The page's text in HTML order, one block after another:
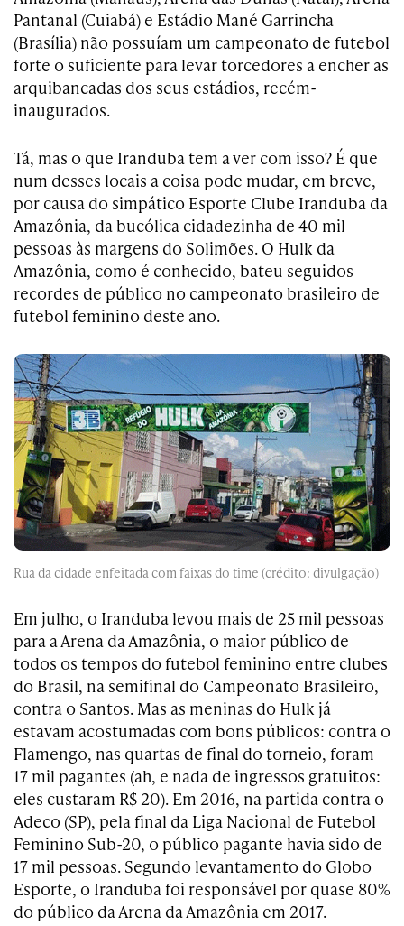
Pantanal (Cuiabá) e Estádio Mané Garrincha
(Brasília) não possuíam um campeonato de futebol
forte o suficiente para levar torcedores a encher as
arquibancadas dos seus estádios, recém-
inaugurados.
Tá, mas o que Iranduba tem a ver com isso? É que
num desses locais a coisa pode mudar, em breve,
por causa do simpático Esporte Clube Iranduba da
Amazônia, da bucólica cidadezinha de 40 mil
pessoas às margens do Solimões. O Hulk da
Amazônia, como é conhecido, bateu seguidos
recordes de público no campeonato brasileiro de
futebol feminino deste ano.
Rua da cidade enfeitada com faixas do time (crédito: divulgação)
Em julho, o Iranduba levou mais de 25 mil pessoas
para a Arena da Amazônia, o maior público de
todos os tempos do futebol feminino entre clubes
do Brasil, na semifinal do Campeonato Brasileiro,
contra o Santos. Mas as meninas do Hulk já
estavam acostumadas com bons públicos: contra o
Flamengo, nas quartas de final do torneio, foram
17 mil pagantes (ah, e nada de ingressos gratuitos:
eles custaram R$ 20). Em 2016, na partida contra o
Adeco (SP), pela final da Liga Nacional de Futebol
Feminino Sub-20, o público pagante havia sido de
17 mil pessoas. Segundo levantamento do Globo
Esporte, o Iranduba foi responsável por quase 80%
do público da Arena da Amazônia em 2017.